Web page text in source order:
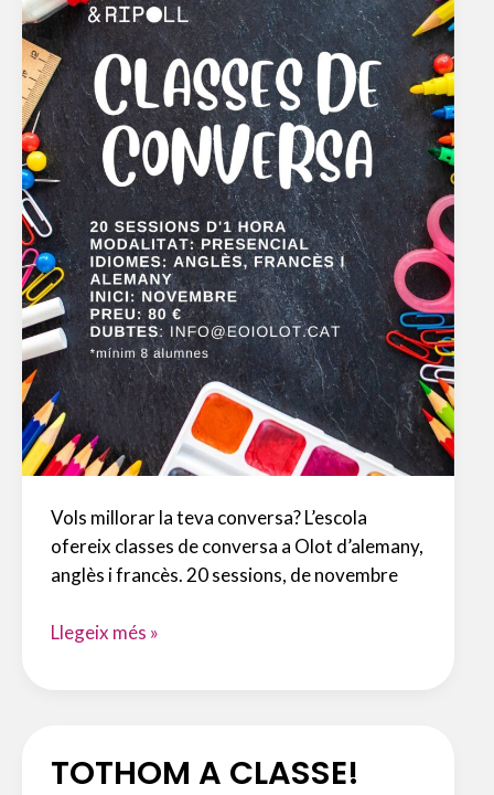
Vols millorar la teva conversa? L’escola
ofereix classes de conversa a Olot d’alemany,
anglès i francès. 20 sessions, de novembre
CLASSES
Llegeix més »
TOTHOM A CLASSE!